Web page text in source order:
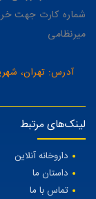
میرنظامی
آدرس: تهران،
لینک‌های مرتبط
داروخانه آنلاین
داستان ما
تماس با ما